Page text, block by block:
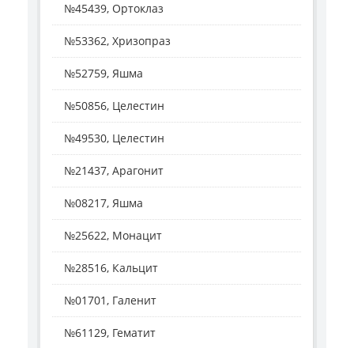
№45439, Ортоклаз
№53362, Хризопраз
№52759, Яшма
№50856, Целестин
№49530, Целестин
№21437, Арагонит
№08217, Яшма
№25622, Монацит
№28516, Кальцит
№01701, Галенит
№61129, Гематит